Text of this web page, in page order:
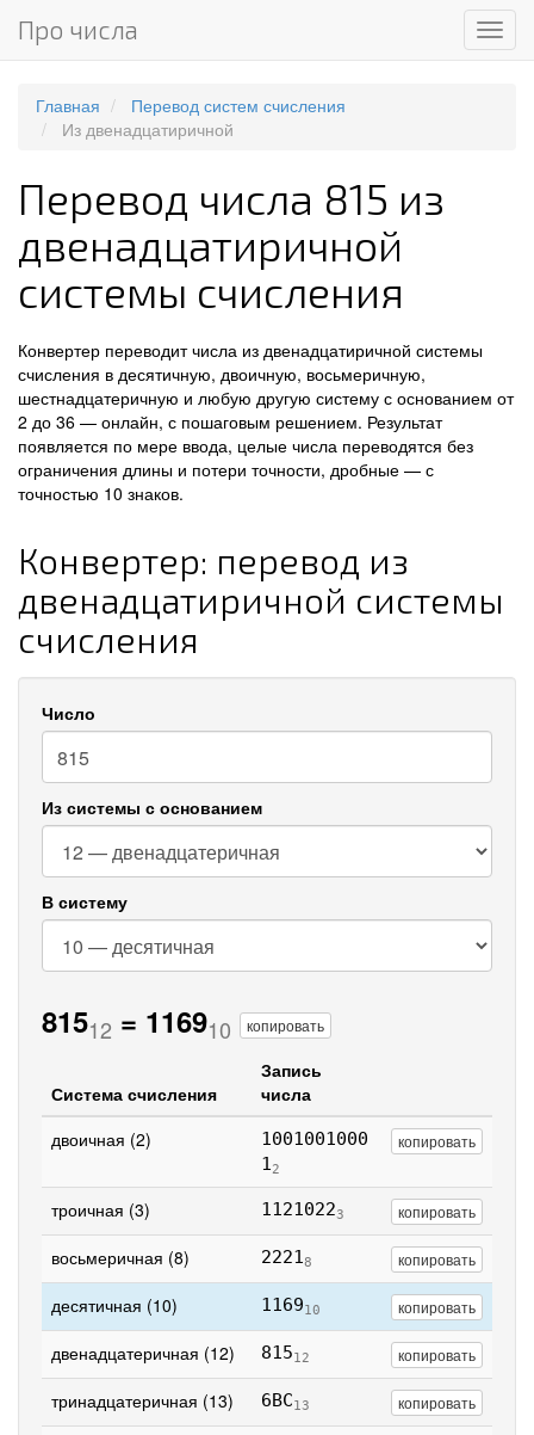
Меню
Про числа
Главная
Перевод систем счисления
Из двенадцатиричной
Перевод числа 815 из
двенадцатиричной
системы счисления
Конвертер переводит числа из двенадцатиричной системы
счисления в десятичную, двоичную, восьмеричную,
шестнадцатеричную и любую другую систему с основанием от
2 до 36 — онлайн, с пошаговым решением. Результат
появляется по мере ввода, целые числа переводятся без
ограничения длины и потери точности, дробные — с
точностью 10 знаков.
Конвертер: перевод из
двенадцатиричной системы
счисления
Число
Из системы с основанием
В систему
81512 = 116910 копировать
Система счисления
Запись
числа
двоичная (2)
1001001000
12
копировать
троичная (3) 11210223 копировать
восьмеричная (8) 22218 копировать
десятичная (10) 116910 копировать
двенадцатеричная (12) 81512 копировать
тринадцатеричная (13) 6BC13 копировать